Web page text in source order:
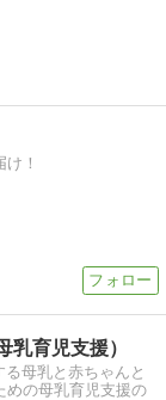
！
乳育児支援）
母乳と赤ちゃんと
めの母乳育児支援の